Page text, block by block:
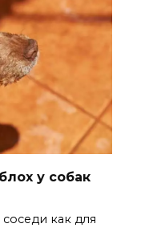
у собак
как для